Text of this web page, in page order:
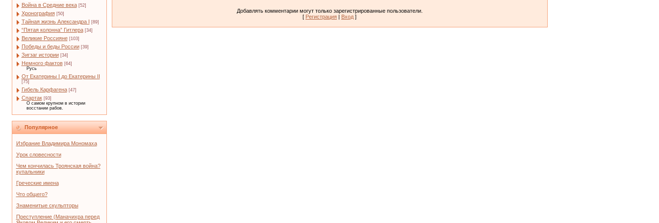
Война в Средние века [52]
Хронография [50]
Тайная жизнь Александра I [89]
“Пятая колонна” Гитлера [34]
Великие Россияне [103]
Победы и беды России [39]
Зигзаг истории [34]
Немного фактов [64]
Русь
От Екатерины I до Екатерины II
[75]
Гибель Карфагена [47]
Спартак [93]
О самом крупном в истории
восстании рабов.
Популярное
Избрание Владимира Мономаха
Урок словесности
Чем кончилась Троянская война?
купальники
Греческие имена
Что общего?
Знаменитые скульпторы
Преступление (Маначихра перед
Добавлять комментарии могут только зарегистрированные пользователи.
[ Регистрация | Вход ]